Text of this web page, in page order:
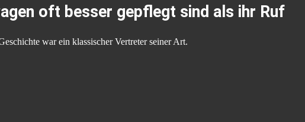
oft besser gepflegt sind als ihr Ruf
war ein klassischer Vertreter seiner Art.